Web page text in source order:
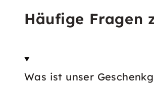
Häufige Fragen
Was ist unser